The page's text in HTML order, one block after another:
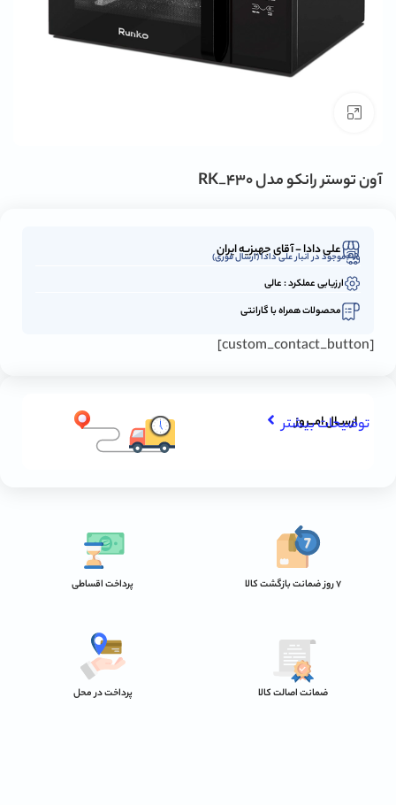
آون توستر رانکو مدل RK_430
علی دادا - آقای جهیزیه ایران
موجود در انبار علی دادا (ارسال فوری)
ارزیابی عملکرد : عالی
محصولات همراه با گارانتی
[custom_contact_button]
ارســال امـــروز
توضیحات بیشتر
7 روز ضمانت بازگشت کالا پرداخت اقساطی
ضمانت اصالت کالا پرداخت در محل